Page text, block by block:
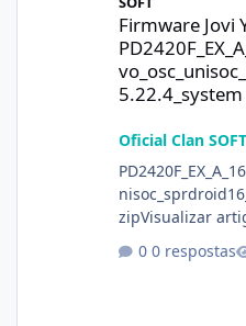
Firmware Jovi
5.22.4_system
Oficial Clan SOFT
zipVisualizar
0 respostas